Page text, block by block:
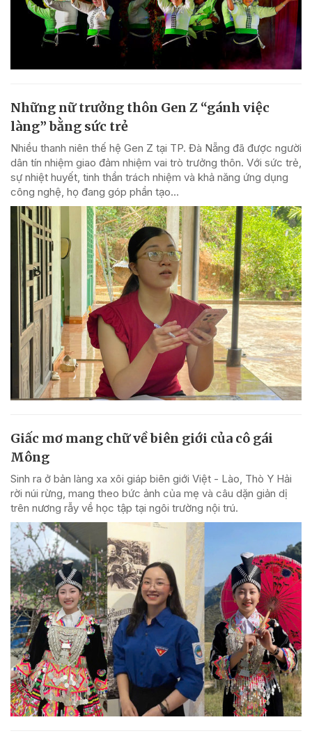
Những nữ trưởng thôn Gen Z “gánh việc
làng” bằng sức trẻ
Nhiều thanh niên thế hệ Gen Z tại TP. Đà Nẵng đã được người
dân tín nhiệm giao đảm nhiệm vai trò trưởng thôn. Với sức trẻ,
sự nhiệt huyết, tinh thần trách nhiệm và khả năng ứng dụng
công nghệ, họ đang góp phần tạo...
Giấc mơ mang chữ về biên giới của cô gái
Mông
Sinh ra ở bản làng xa xôi giáp biên giới Việt - Lào, Thò Y Hải
rời núi rừng, mang theo bức ảnh của mẹ và câu dặn giản dị
trên nương rẫy về học tập tại ngôi trường nội trú.